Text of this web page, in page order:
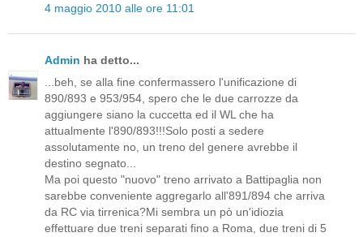
4 maggio 2010 alle ore 11:01
Admin ha detto...
...beh, se alla fine confermassero l'unificazione di
890/893 e 953/954, spero che le due carrozze da
aggiungere siano la cuccetta ed il WL che ha
attualmente l'890/893!!!Solo posti a sedere
assolutamente no, un treno del genere avrebbe il
destino segnato...
Ma poi questo "nuovo" treno arrivato a Battipaglia non
sarebbe conveniente aggregarlo all'891/894 che arriva
da RC via tirrenica?Mi sembra un pò un'idiozia
effettuare due treni separati fino a Roma, due treni di 5